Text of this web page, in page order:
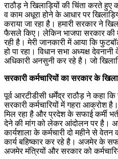
राठौड़ ने खिलाड़ियों की चिंता करते
व काम अधूरा होने के आधार पर
कराया जा रहा है। हमारी सरकार ने
फैसले किए। लेकिन भाजपा सरकार की
रही है। मेरी जानकारी में आया कि
हो पा रहा। विधान सभा अध्यक्ष
अधिकारी अनसुनी कर रहे है। जो
सरकारी कर्मचारियों का सरकार के
पूर्व आरटीडीसी धर्मेंद्र राठौड़ ने कहा
सरकारी कर्मचारियों में गहरा आक्रोश
मिल रहा है और प्रदेश के सफाई कर्मी
देने की मांग को लेकर आंदोलन पर है।
कार्यशाला के कर्मचारी दो महीने से
कार्य बहिष्कार कर रहे है। अजमेर के
अजमेर मंत्रियों और सरकार को